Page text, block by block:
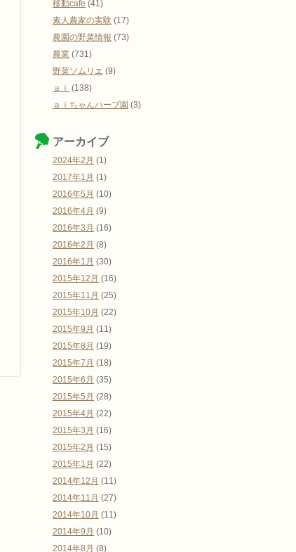
移動cafe (41)
素人農家の実験 (17)
農園の野菜情報 (73)
農業 (731)
野菜ソムリエ (9)
ａｉ (138)
ａｉちゃんハーブ園 (3)
アーカイブ
2024年2月 (1)
2017年1月 (1)
2016年5月 (10)
2016年4月 (9)
2016年3月 (16)
2016年2月 (8)
2016年1月 (30)
2015年12月 (16)
2015年11月 (25)
2015年10月 (22)
2015年9月 (11)
2015年8月 (19)
2015年7月 (18)
2015年6月 (35)
2015年5月 (28)
2015年4月 (22)
2015年3月 (16)
2015年2月 (15)
2015年1月 (22)
2014年12月 (11)
2014年11月 (27)
2014年10月 (11)
2014年9月 (10)
2014年8月 (8)